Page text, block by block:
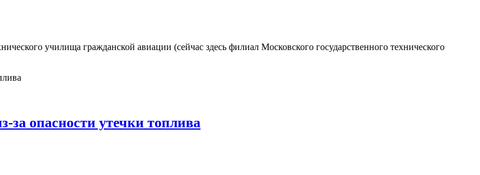
училища гражданской авиации (сейчас здесь филиал Московского государственного технического
опасности утечки топлива